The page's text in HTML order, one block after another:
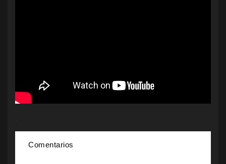
Comentarios